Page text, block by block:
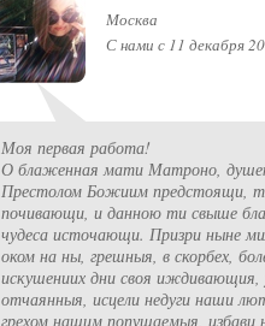
Москва
С нами с 11 декабря
Моя первая работа!
О блаженная мати Матроно,
Престолом Божиим предстоящи,
почивающи, и данною ти свыше
чудеса источающи. Призри ныне
оком на ны, грешныя, в скорбех,
искушениих дни своя
отчаянныя, исцели недуги наши
грехом нашим попущаемыя, избави